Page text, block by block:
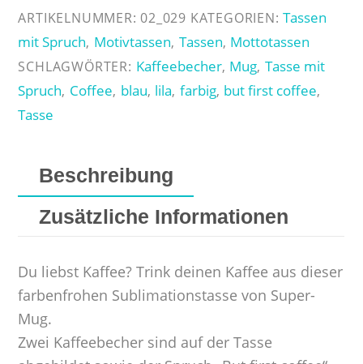
But
first
coffee
Menge
ARTIKELNUMMER: 02_029 KATEGORIEN:Tassen
mit Spruch, Motivtassen, Tassen, Mottotassen
SCHLAGWÖRTER: Kaffeebecher, Mug, Tasse mit
Spruch, Coffee, blau, lila, farbig, but first coffee,
Tasse
Beschreibung
Zusätzliche Informationen
Du liebst Kaffee? Trink deinen Kaffee aus dieser
farbenfrohen Sublimationstasse von Super-
Mug.
Zwei Kaffeebecher sind auf der Tasse